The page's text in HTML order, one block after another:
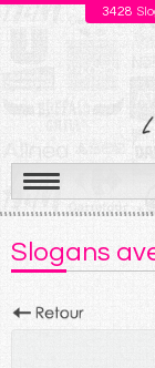
3428
Aller
au
contenu
Slogans